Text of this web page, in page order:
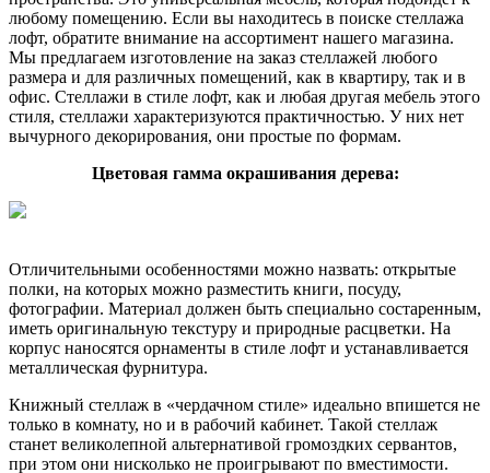
любому помещению. Если вы находитесь в поиске стеллажа
лофт, обратите внимание на ассортимент нашего магазина.
Мы предлагаем изготовление на заказ стеллажей любого
размера и для различных помещений, как в квартиру, так и в
офис. Стеллажи в стиле лофт, как и любая другая мебель этого
стиля, стеллажи характеризуются практичностью. У них нет
вычурного декорирования, они простые по формам.
Цветовая гамма окрашивания дерева:
Отличительными особенностями можно назвать: открытые
полки, на которых можно разместить книги, посуду,
фотографии. Материал должен быть специально состаренным,
иметь оригинальную текстуру и природные расцветки. На
корпус наносятся орнаменты в стиле лофт и устанавливается
металлическая фурнитура.
Книжный стеллаж в «чердачном стиле» идеально впишется не
только в комнату, но и в рабочий кабинет. Такой стеллаж
станет великолепной альтернативой громоздких сервантов,
при этом они нисколько не проигрывают по вместимости.